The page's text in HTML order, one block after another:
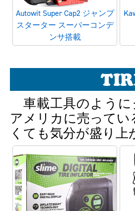
Autowit Super Cap2 ジャンプ
スターター スーパーコンデ
ンサ搭載
車載工具のように
アメリカに売ってい
くても気分が盛り上